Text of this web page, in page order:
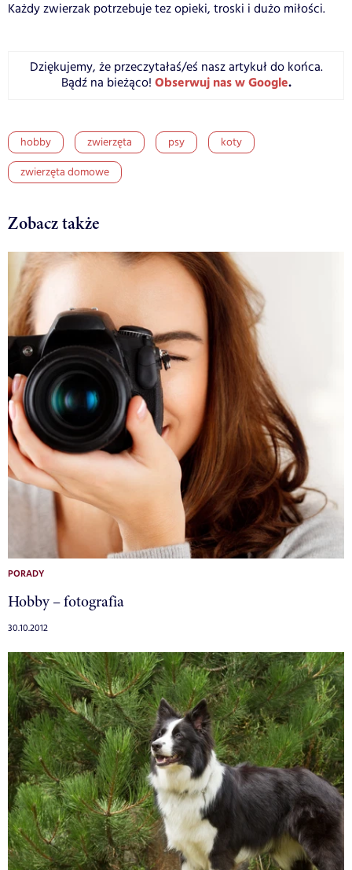
Każdy zwierzak potrzebuje tez opieki, troski i dużo miłości.
Dziękujemy, że przeczytałaś/eś nasz artykuł do końca.
Bądź na bieżąco! Obserwuj nas w Google.
hobby zwierzęta psy
koty
zwierzęta domowe
Zobacz także
PORADY
Hobby – fotografia
30.10.2012